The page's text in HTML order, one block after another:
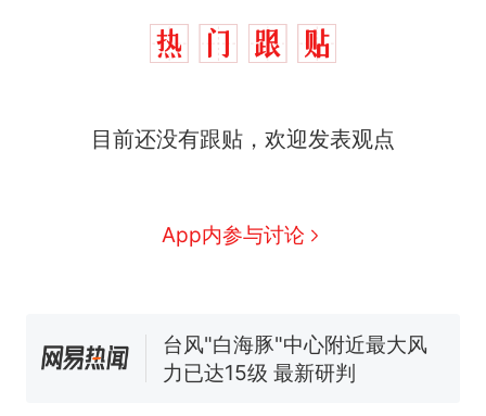
目前还没有跟贴，欢迎发表观点
App内参与讨论
人生
新 搬家报价570元，搬到楼下
协会回应
台风"白海豚"中心附近最大风
力已达15级 最新研判